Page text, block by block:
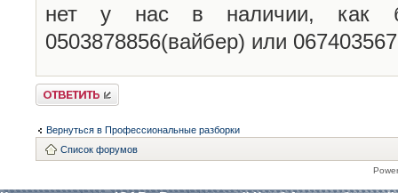
нет у нас в наличии, как
0503878856(вайбер) или
Ответить
Вернуться в Профессиональные разборки
Список форумов